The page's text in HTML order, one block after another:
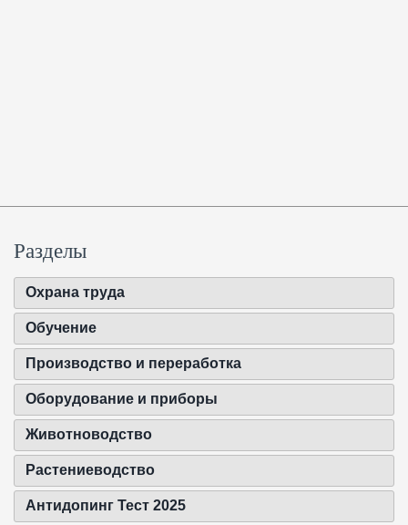
Разделы
Охрана труда
Обучение
Производство и переработка
Оборудование и приборы
Животноводство
Растениеводство
Антидопинг Тест 2025